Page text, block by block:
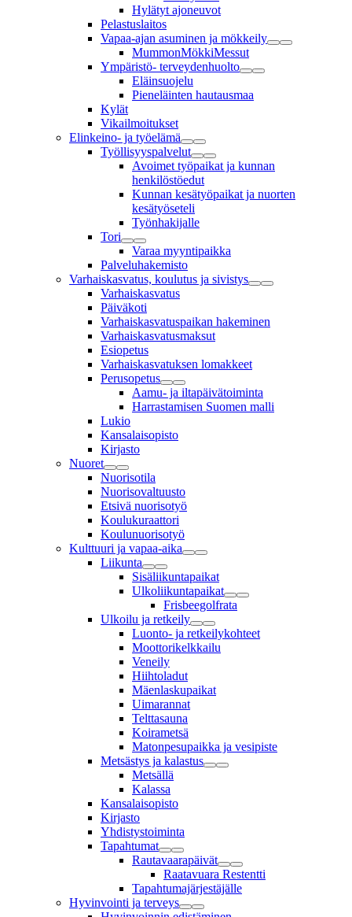
Hylätyt ajoneuvot
Pelastuslaitos
Vapaa-ajan asuminen ja mökkeily
MummonMökkiMessut
Ympäristö- terveydenhuolto
Eläinsuojelu
Pieneläinten hautausmaa
Kylät
Vikailmoitukset
Elinkeino- ja työelämä
Työllisyyspalvelut
Avoimet työpaikat ja kunnan
henkilöstöedut
Kunnan kesätyöpaikat ja nuorten
kesätyöseteli
Työnhakijalle
Tori
Varaa myyntipaikka
Palveluhakemisto
Varhaiskasvatus, koulutus ja sivistys
Varhaiskasvatus
Päiväkoti
Varhaiskasvatuspaikan hakeminen
Varhaiskasvatusmaksut
Esiopetus
Varhaiskasvatuksen lomakkeet
Perusopetus
Aamu- ja iltapäivätoiminta
Harrastamisen Suomen malli
Lukio
Kansalaisopisto
Kirjasto
Nuoret
Nuorisotila
Nuorisovaltuusto
Etsivä nuorisotyö
Koulukuraattori
Koulunuorisotyö
Kulttuuri ja vapaa-aika
Liikunta
Sisäliikuntapaikat
Ulkoliikuntapaikat
Frisbeegolfrata
Ulkoilu ja retkeily
Luonto- ja retkeilykohteet
Moottorikelkkailu
Veneily
Hiihtoladut
Mäenlaskupaikat
Uimarannat
Telttasauna
Koirametsä
Matonpesupaikka ja vesipiste
Metsästys ja kalastus
Metsällä
Kalassa
Kansalaisopisto
Kirjasto
Yhdistystoiminta
Tapahtumat
Rautavaarapäivät
Raatavuara Restentti
Tapahtumajärjestäjälle
Hyvinvointi ja terveys